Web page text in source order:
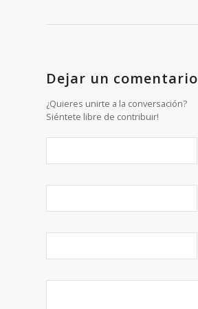
Dejar un comentario
¿Quieres unirte a la conversación?
Siéntete libre de contribuir!